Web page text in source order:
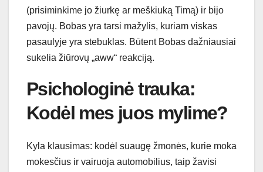
(prisiminkime jo žiurkę ar meškiuką Timą) ir bijo
pavojų. Bobas yra tarsi mažylis, kuriam viskas
pasaulyje yra stebuklas. Būtent Bobas dažniausiai
sukelia žiūrovų „aww“ reakciją.
Psichologinė trauka:
Kodėl mes juos mylime?
Kyla klausimas: kodėl suaugę žmonės, kurie moka
mokesčius ir vairuoja automobilius, taip žavisi